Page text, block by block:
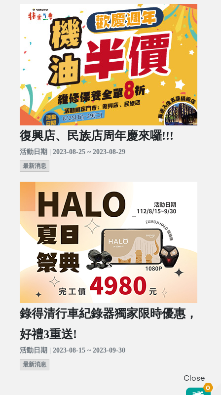
復興店、民族店周年慶來囉!!!
活動日期 | 2023-08-25 ~ 2023-08-29
最新消息
錄得清行車紀錄器獨家限時優惠，
好禮3重送!
活動日期 | 2023-08-15 ~ 2023-09-30
最新消息
Close
0